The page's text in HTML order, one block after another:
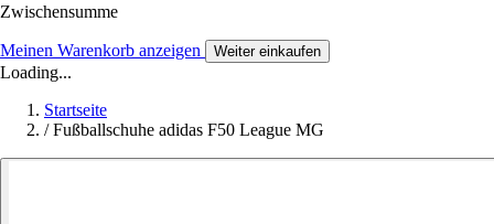
Zwischensumme
Meinen Warenkorb anzeigen Weiter einkaufen
Loading...
Startseite
/ Fußballschuhe adidas F50 League MG